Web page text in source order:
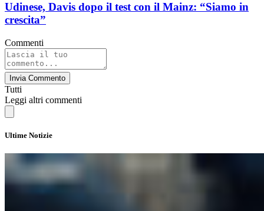
Udinese, Davis dopo il test con il Mainz: “Siamo in
crescita”
Commenti
Invia Commento
Tutti
Leggi altri commenti
Ultime Notizie